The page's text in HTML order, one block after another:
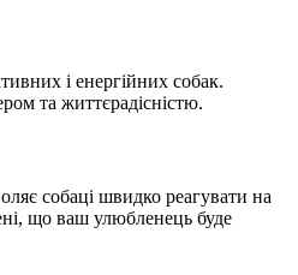
і енергійних собак.
та життєрадісністю.
собаці швидко реагувати на
що ваш улюбленець буде